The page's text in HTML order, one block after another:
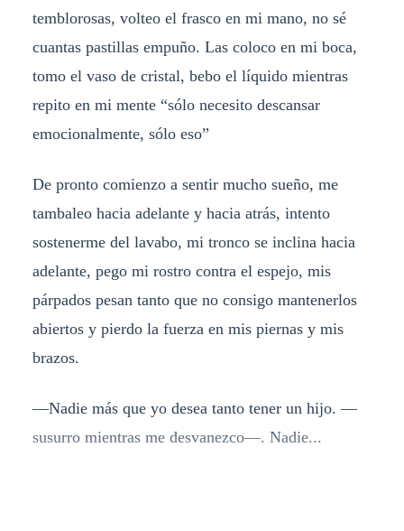
temblorosas, volteo el frasco en mi mano, no sé
cuantas pastillas empuño. Las coloco en mi boca,
tomo el vaso de cristal, bebo el líquido mientras
repito en mi mente “sólo necesito descansar
emocionalmente, sólo eso”
De pronto comienzo a sentir mucho sueño, me
tambaleo hacia adelante y hacia atrás, intento
sostenerme del lavabo, mi tronco se inclina hacia
adelante, pego mi rostro contra el espejo, mis
párpados pesan tanto que no consigo mantenerlos
abiertos y pierdo la fuerza en mis piernas y mis
brazos.
—Nadie más que yo desea tanto tener un hijo. —
susurro mientras me desvanezco—. Nadie...